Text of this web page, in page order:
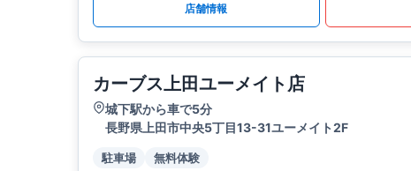
店舗情報
カーブス上田ユーメイト店
城下駅から車で5分
長野県上田市中央5丁目13-31ユーメイト2F
駐車場 無料体験